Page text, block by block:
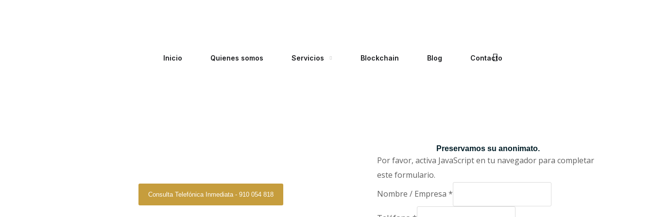
Inicio Quienes somos Servicios Blockchain Blog Contacto
Consulta Telefónica Inmediata - 910 054 818
Preservamos su anonimato.
Por favor, activa JavaScript en tu navegador para completar
este formulario.
N
Nombre / Empresa*